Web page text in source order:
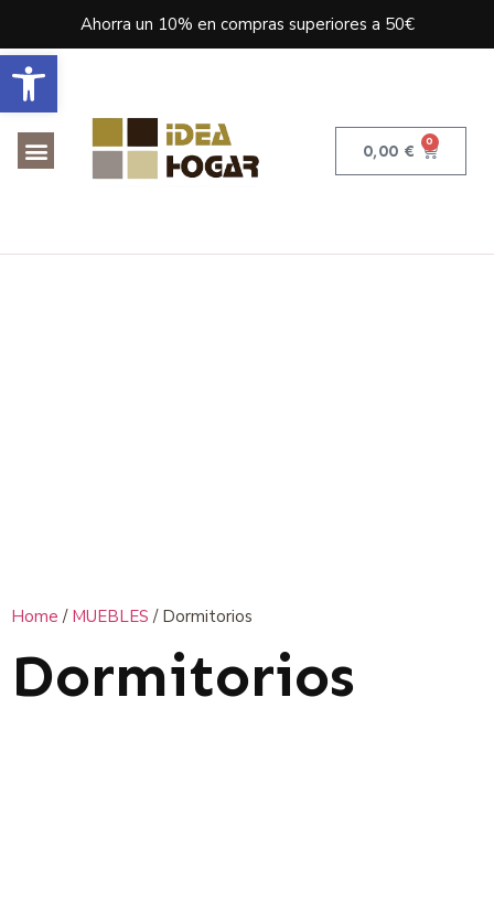
Abrir barra de herramientas
Ahorra un 10% en compras superiores a 50€
0,00 € 0
Home / MUEBLES / Dormitorios
Dormitorios